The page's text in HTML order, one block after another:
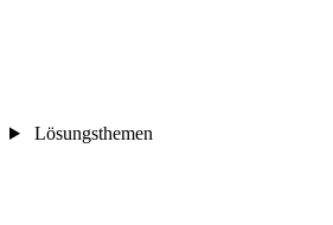
Lösungsthemen